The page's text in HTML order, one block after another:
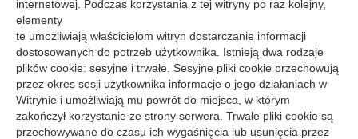
internetowej. Podczas korzystania z tej witryny po raz kolejny,
elementy
te umożliwiają właścicielom witryn dostarczanie informacji
dostosowanych do potrzeb użytkownika. Istnieją dwa rodzaje
plików cookie: sesyjne i trwałe. Sesyjne pliki cookie przechowują
przez okres sesji użytkownika informacje o jego działaniach w
Witrynie i umożliwiają mu powrót do miejsca, w którym
zakończył korzystanie ze strony serwera. Trwałe pliki cookie są
przechowywane do czasu ich wygaśnięcia lub usunięcia przez